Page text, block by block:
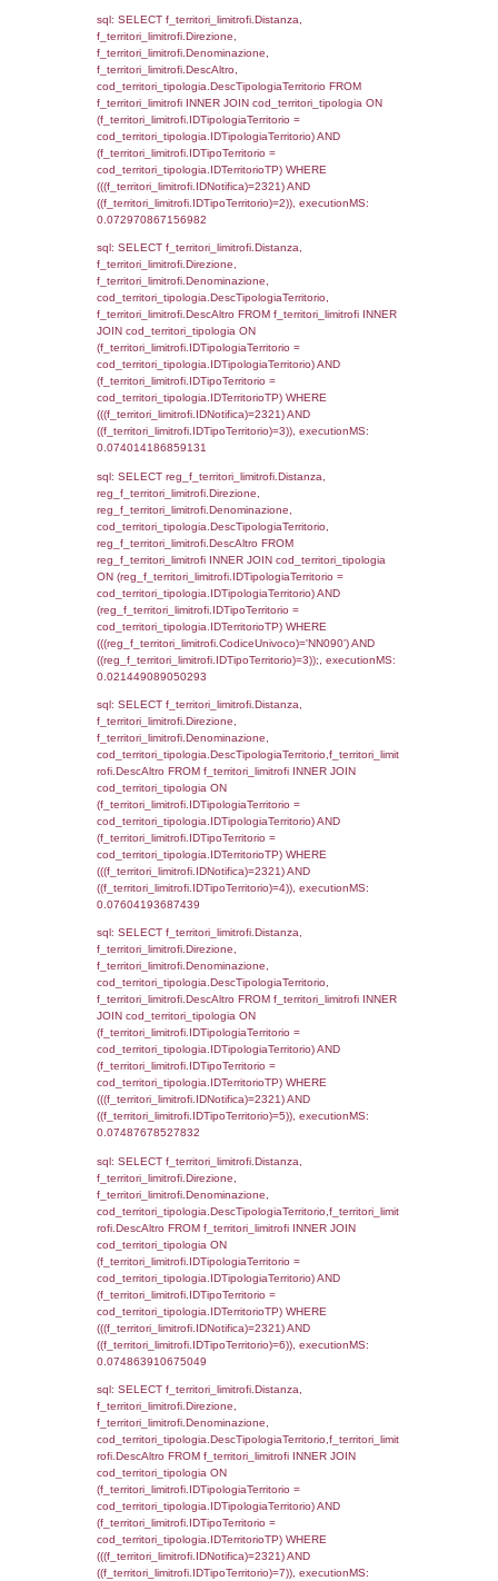
executionMS: 0.0048830509185791
sql: SELECT a2p.Cognome, a2p.Nome
a2_ruolipersonale a2rp INNER JOIN
a2rp.IDPersonale = a2p.IDPersonale
(((a2p.IDNotifica)=2321) AND
executionMS: 0.0040078163146973
sql: SELECT Cognome, Nome FROM
reg_a2_ruolipersonale.IDPersonale =
reg_a2_personale.IDPersonale WHERE
executionMS: 0.0010559558868408
sql: SELECT cod_ipa_aoo.des_amm,
d1_controlli.UntAmmTerr,
d1_controlli.Regione, d1_controlli.Provincia,
d1_controlli.Comune, d1_controlli.Via,
d1_controlli.Email, d1_controlli.Pec FROM
INNER JOIN d1_controlli ON
d1_controlli.UntAmmTerr where
executionMS: 0.04374098777771
sql: SELECT * FROM d2_autorizzazioni
IDNotifica=2321, executionMS:
StatoIspezione,
'%d/%m/%Y') as DataApertura,
DATE_FORMAT(DataChiusura, '%d/%m/
DataChiusura,
'%d/%m/%Y') as DataUltimoPIR FROM
WHERE (((d3_ispezioni.IDNotifica)=2321)),
0.00063896179199219
FROM f_confini_stato INNER JOIN
f_confini_stato.IDStato = el_nazioni.IDStato
f_confini_stato.IDNotifica = 2321;,
0.00049996376037598
sql: SELECT el_regioni.Regione,
el_comuni.Comune,
f_confini INNER JOIN ((el_comuni INNER
ON el_comuni.IstProvincia =
INNER JOIN el_regioni ON
el_regioni.IstRegione) ON
el_comuni.IstComune WHERE
(((f_confini.IDNotifica)=2321));,
0.00045299530029297
sql: SELECT
SEPARATOR '; ') AS DescAltro,
f_territori_limitrofi INNER JOIN
(f_territori_limitrofi.IDTipologiaTerritorio =
cod_territori_tipologia.IDTipologiaTerritorio
f_territori_limitrofi.IDTipoTerritorio =
cod_territori_tipologia.IDTerritorioTP )
((f_territori_limitrofi.IDNotifica) = 2321 ) AND
cod_territori_tipologia.IDTerritorioTP = 1)